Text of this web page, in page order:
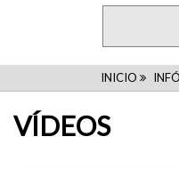
INICIO
VÍDEOS